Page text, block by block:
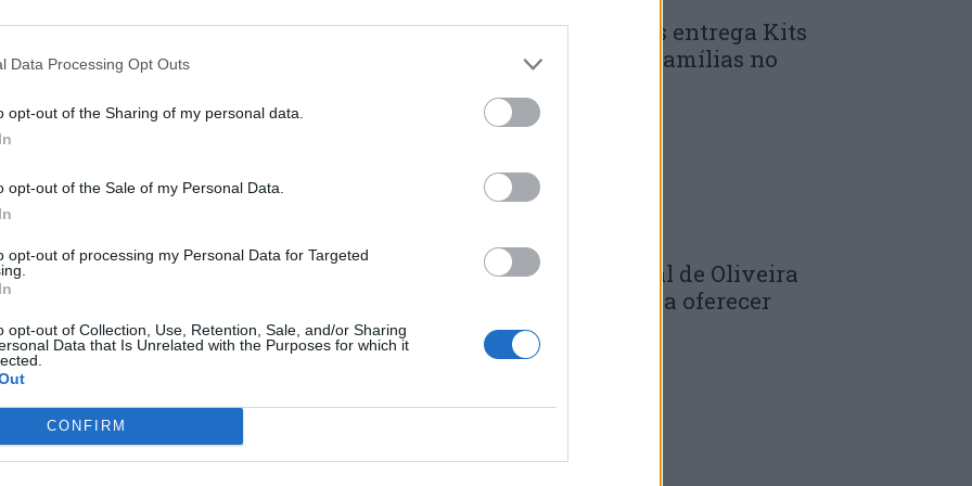
Data Processing Opt Outs
opt-out of the Sharing of my personal data.
opt-out of the Sale of my Personal Data.
opt-out of processing my Personal Data for Targeted
opt-out of Collection, Use, Retention, Sale, and/or Sharing
Data that Is Unrelated with the Purposes for which it
CONFIRM
a que ao que a
do Rato.
Pública de Lisboa para confirmar as
mas, até ao momento, tal não foi possível.
do Climáximo em dois dias. Recorde-se
a Segunda Circular, também em
pessoas foram detidas e vão ser esta quarta-
Município de Góis entrega Kits
Comunitários às famílias no
30 DE JULHO, 2026
Câmara Municipal de Oliveira
do Hospital volta a oferecer
cadernos de...
30 DE JULHO, 2026